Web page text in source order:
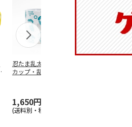
忍たま乱太郎 マグ
カップ・乱太郎・き
1,650円
(送料別・税込)